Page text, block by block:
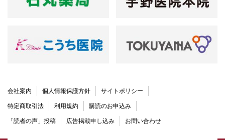
会社案内 個人情報保護方針 サイトポリシー
特定商取引法 利用規約 購読のお申込み
「読者の声」投稿 広告掲載申し込み お問い合わせ